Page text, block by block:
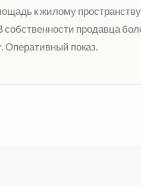
к жилому
продавца
Оперативный показ.